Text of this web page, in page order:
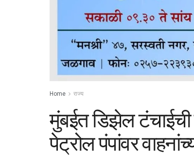
Home राज्य
मुंबईत डिझेल
पेट्रोल पंपांवर